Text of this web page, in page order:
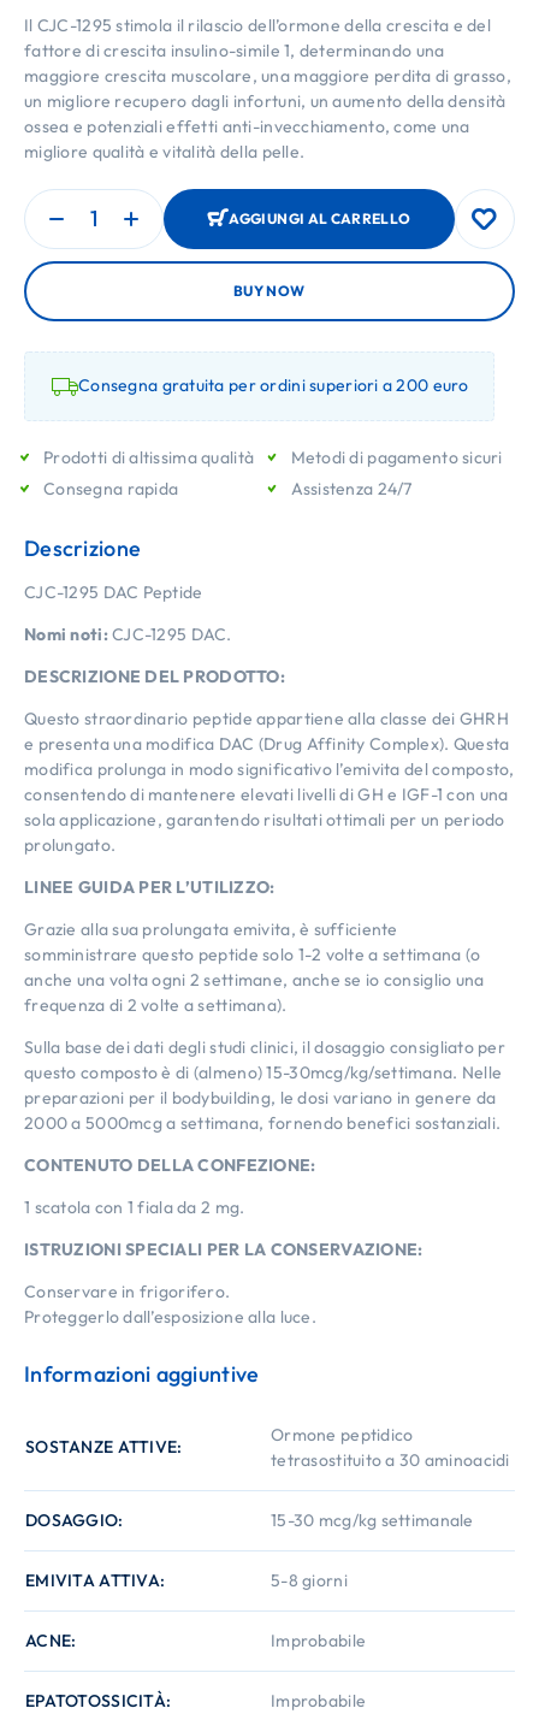
Il CJC-1295 stimola il rilascio dell’ormone della crescita e del
fattore di crescita insulino-simile 1, determinando una
maggiore crescita muscolare, una maggiore perdita di grasso,
un migliore recupero dagli infortuni, un aumento della densità
ossea e potenziali effetti anti-invecchiamento, come una
migliore qualità e vitalità della pelle.
AGGIUNGI AL CARRELLO
BUY NOW
Consegna gratuita per ordini superiori a 200 euro
Prodotti di altissima qualità
Consegna rapida
Metodi di pagamento sicuri
Assistenza 24/7
Descrizione
CJC-1295 DAC Peptide
Nomi noti:CJC-1295 DAC.
DESCRIZIONE DEL PRODOTTO:
Questo straordinario peptide appartiene alla classe dei GHRH
e presenta una modifica DAC (Drug Affinity Complex). Questa
modifica prolunga in modo significativo l’emivita del composto,
consentendo di mantenere elevati livelli di GH e IGF-1 con una
sola applicazione, garantendo risultati ottimali per un periodo
prolungato.
LINEE GUIDA PER L’UTILIZZO:
Grazie alla sua prolungata emivita, è sufficiente
somministrare questo peptide solo 1-2 volte a settimana (o
anche una volta ogni 2 settimane, anche se io consiglio una
frequenza di 2 volte a settimana).
Sulla base dei dati degli studi clinici, il dosaggio consigliato per
questo composto è di (almeno) 15-30mcg/kg/settimana. Nelle
preparazioni per il bodybuilding, le dosi variano in genere da
2000 a 5000mcg a settimana, fornendo benefici sostanziali.
CONTENUTO DELLA CONFEZIONE:
1 scatola con 1 fiala da 2 mg.
ISTRUZIONI SPECIALI PER LA CONSERVAZIONE:
Conservare in frigorifero.
Proteggerlo dall’esposizione alla luce.
Informazioni aggiuntive
SOSTANZE ATTIVE
Ormone peptidico
tetrasostituito a 30 aminoacidi
DOSAGGIO 15-30 mcg/kg settimanale
EMIVITA ATTIVA 5-8 giorni
ACNE Improbabile
EPATOTOSSICITÀ Improbabile